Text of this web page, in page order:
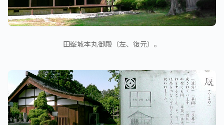
田峯城本丸御殿（左、復元）。